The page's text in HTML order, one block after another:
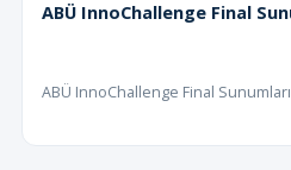
ABÜ InnoChallenge Final
ABÜ InnoChallenge Final